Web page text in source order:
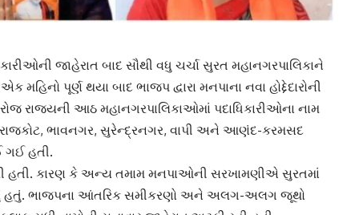
જાહેરાત બાદ સૌથી વધુ ચર્ચા સુરત મહાનગરપાલિકાને
પૂર્ણ થયા બાદ ભાજપ દ્વારા મનપાના નવા હોદ્દેદારોની
રાજ્યની આઠ મહાનગરપાલિકાઓમાં પદાધિકારીઓના નામ
ભાવનગર, સુરેન્દ્રનગર, વાપી અને આણંદ-કરમસદ
ગઈ હતી.
હતી. કારણ કે અન્ય તમામ મનપાઓની સરખામણીએ સુરતમાં
થયું હતું. ભાજપના આંતરિક સમીકરણો અને અલગ-અલગ જૂથો